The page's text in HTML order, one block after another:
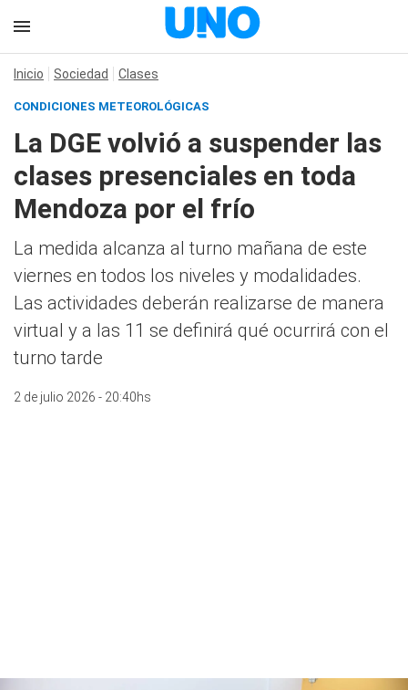
Inicio Sociedad Clases
CONDICIONES METEOROLÓGICAS
La DGE volvió a suspender las
clases presenciales en toda
Mendoza por el frío
La medida alcanza al turno mañana de este
viernes en todos los niveles y modalidades.
Las actividades deberán realizarse de manera
virtual y a las 11 se definirá qué ocurrirá con el
turno tarde
2 de julio 2026 - 20:40hs